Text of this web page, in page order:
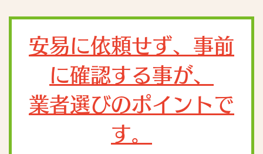
安易に依頼せず、事前
に確認する事が、
業者選びのポイントで
す。